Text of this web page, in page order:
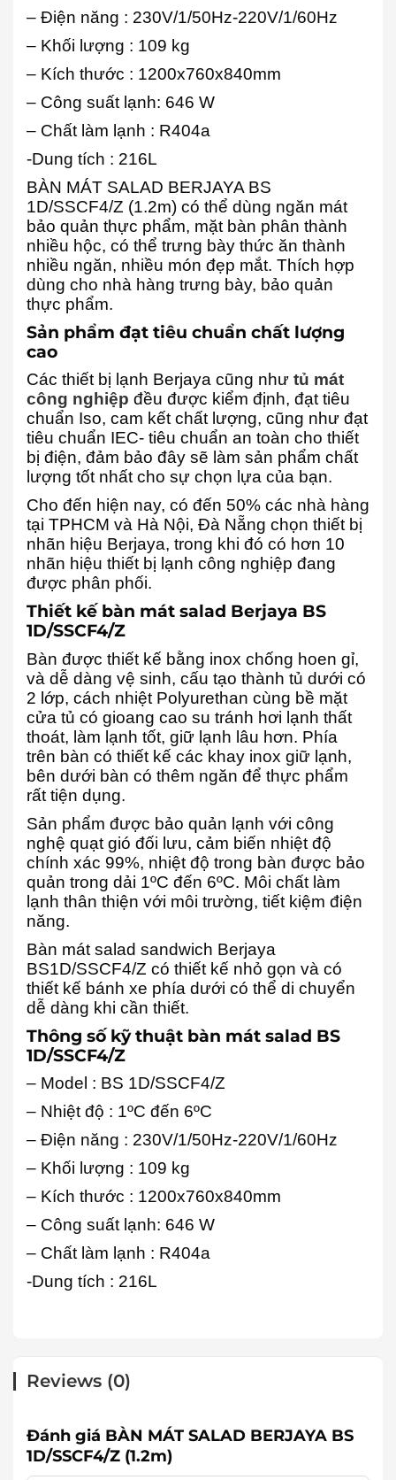
– Điện năng : 230V/1/50Hz-220V/1/60Hz
– Khối lượng : 109 kg
– Kích thước : 1200x760x840mm
– Công suất lạnh: 646 W
– Chất làm lạnh : R404a
-Dung tích : 216L
BÀN MÁT SALAD BERJAYA BS
1D/SSCF4/Z (1.2m) có thể dùng ngăn mát
bảo quản thực phẩm, mặt bàn phân thành
nhiều hộc, có thể trưng bày thức ăn thành
nhiều ngăn, nhiều món đẹp mắt. Thích hợp
dùng cho nhà hàng trưng bày, bảo quản
thực phẩm.
Sản phẩm đạt tiêu chuẩn chất lượng
cao
Các thiết bị lạnh Berjaya cũng như tủ mát
công nghiệp đều được kiểm định, đạt tiêu
chuẩn Iso, cam kết chất lượng, cũng như đạt
tiêu chuẩn IEC- tiêu chuẩn an toàn cho thiết
bị điện, đảm bảo đây sẽ làm sản phẩm chất
lượng tốt nhất cho sự chọn lựa của bạn.
Cho đến hiện nay, có đến 50% các nhà hàng
tại TPHCM và Hà Nội, Đà Nẵng chọn thiết bị
nhãn hiệu Berjaya, trong khi đó có hơn 10
nhãn hiệu thiết bị lạnh công nghiệp đang
được phân phối.
Thiết kế bàn mát salad Berjaya BS
1D/SSCF4/Z
Bàn được thiết kế bằng inox chống hoen gỉ,
và dễ dàng vệ sinh, cấu tạo thành tủ dưới có
2 lớp, cách nhiệt Polyurethan cùng bề mặt
cửa tủ có gioang cao su tránh hơi lạnh thất
thoát, làm lạnh tốt, giữ lạnh lâu hơn. Phía
trên bàn có thiết kế các khay inox giữ lạnh,
bên dưới bàn có thêm ngăn để thực phẩm
rất tiện dụng.
Sản phẩm được bảo quản lạnh với công
nghệ quạt gió đối lưu, cảm biến nhiệt độ
chính xác 99%, nhiệt độ trong bàn được bảo
quản trong dải 1ºC đến 6ºC. Môi chất làm
lạnh thân thiện với môi trường, tiết kiệm điện
năng.
Bàn mát salad sandwich Berjaya
BS1D/SSCF4/Z có thiết kế nhỏ gọn và có
thiết kế bánh xe phía dưới có thể di chuyển
dễ dàng khi cần thiết.
Thông số kỹ thuật bàn mát salad BS
1D/SSCF4/Z
– Model : BS 1D/SSCF4/Z
– Nhiệt độ : 1ºC đến 6ºC
– Điện năng : 230V/1/50Hz-220V/1/60Hz
– Khối lượng : 109 kg
– Kích thước : 1200x760x840mm
– Công suất lạnh: 646 W
– Chất làm lạnh : R404a
-Dung tích : 216L
Reviews (0)
Đánh giá BÀN MÁT SALAD BERJAYA BS
1D/SSCF4/Z (1.2m)